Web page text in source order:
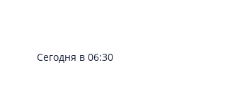
Сегодня в 06:30